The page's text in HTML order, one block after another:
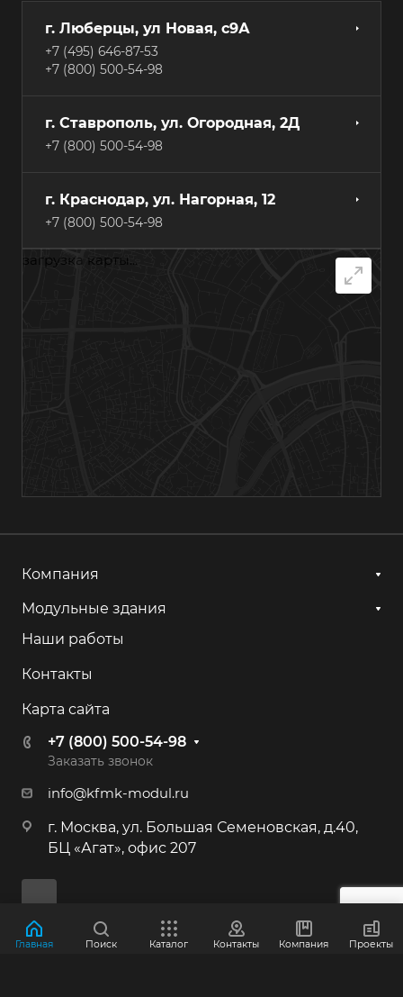
г. Люберцы, ул Новая, с9А
+7 (495) 646-87-53
+7 (800) 500-54-98
г. Ставрополь, ул. Огородная, 2Д
+7 (800) 500-54-98
г. Краснодар, ул. Нагорная, 12
+7 (800) 500-54-98
г. Ижевск, ул. Аграрная, 13
+7 (800) 500-54-98
+7 (800) 500-54-98
г. Иркутск, ул. 2-я Батарейная, 53
+7 (800) 500-54-98
40
+7 (495) 646-87-53
г. Краснознаменск, Индустриальная,
д.3
загрузка карты...
Компания
Модульные здания
Наши работы
Контакты
Карта сайта
+7 (800) 500-54-98
Заказать звонок
info@kfmk-modul.ru
г. Москва, ул. Большая Семеновская, д.40,
БЦ «Агат», офис 207
Главная Поиск Каталог Контакты Компания Проекты